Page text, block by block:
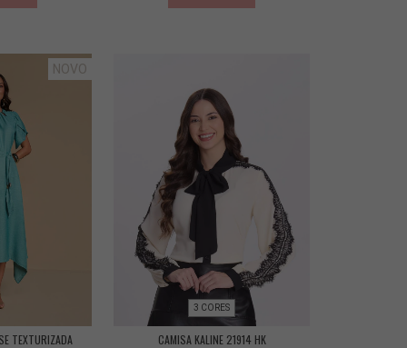
NOVO
TEXTURIZADA
3 CORES
CAMISA KALINE 21914 HK